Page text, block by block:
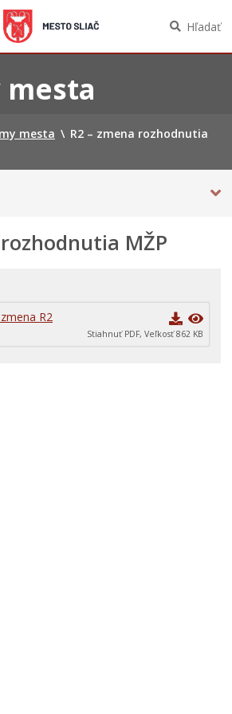
Hľadať
mesta
mesta \ R2 – zmena rozhodnutia
MŽP
R2
Stiahnuť PDF, Veľkosť 862 KB